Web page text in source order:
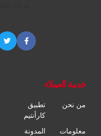
خدمة العملاء
من نحن
تطبيق
كارأنتيم
معلومات
المدونة